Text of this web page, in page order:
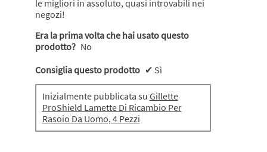
le migliori in assoluto, quasi introvabili nei
negozi!
Era la prima volta che hai usato questo
prodotto? No
Consiglia questo prodotto ✔ Sì
Inizialmente pubblicata su Gillette
ProShield Lamette Di Ricambio Per
Rasoio Da Uomo, 4 Pezzi